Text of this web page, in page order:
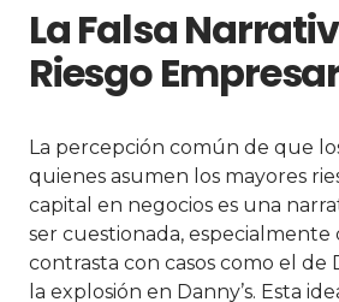
La Falsa
Riesgo
La percepción común de que
quienes asumen los mayores
capital en negocios es una
ser cuestionada, especialmente
contrasta con casos como el de
la explosión en Danny’s. Esta